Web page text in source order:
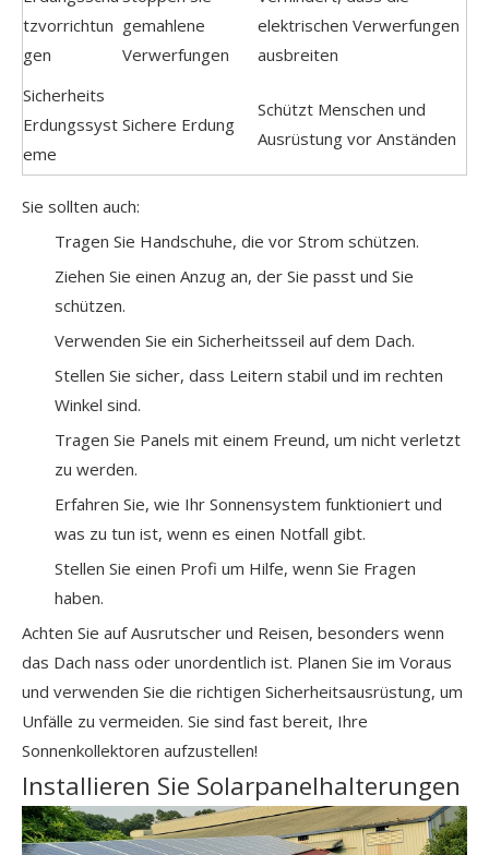
tzvorrichtun
gen
gemahlene
Verwerfungen
elektrischen Verwerfungen
ausbreiten
Sicherheits
Erdungssyst
eme
Sichere Erdung
Schützt Menschen und
Ausrüstung vor Anständen
Sie sollten auch:
Tragen Sie Handschuhe, die vor Strom schützen.
Ziehen Sie einen Anzug an, der Sie passt und Sie
schützen.
Verwenden Sie ein Sicherheitsseil auf dem Dach.
Stellen Sie sicher, dass Leitern stabil und im rechten
Winkel sind.
Tragen Sie Panels mit einem Freund, um nicht verletzt
zu werden.
Erfahren Sie, wie Ihr Sonnensystem funktioniert und
was zu tun ist, wenn es einen Notfall gibt.
Stellen Sie einen Profi um Hilfe, wenn Sie Fragen
haben.
Achten Sie auf Ausrutscher und Reisen, besonders wenn
das Dach nass oder unordentlich ist. Planen Sie im Voraus
und verwenden Sie die richtigen Sicherheitsausrüstung, um
Unfälle zu vermeiden. Sie sind fast bereit, Ihre
Sonnenkollektoren aufzustellen!
Installieren Sie Solarpanelhalterungen